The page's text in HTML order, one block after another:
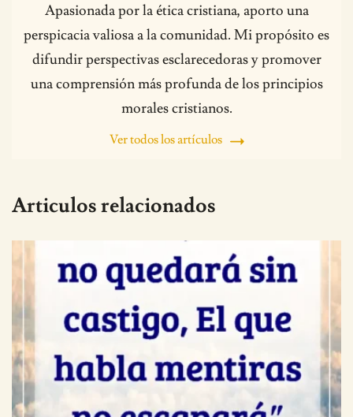
Apasionada por la ética cristiana, aporto una
perspicacia valiosa a la comunidad. Mi propósito es
difundir perspectivas esclarecedoras y promover
una comprensión más profunda de los principios
morales cristianos.
Ver todos los artículos
Articulos relacionados